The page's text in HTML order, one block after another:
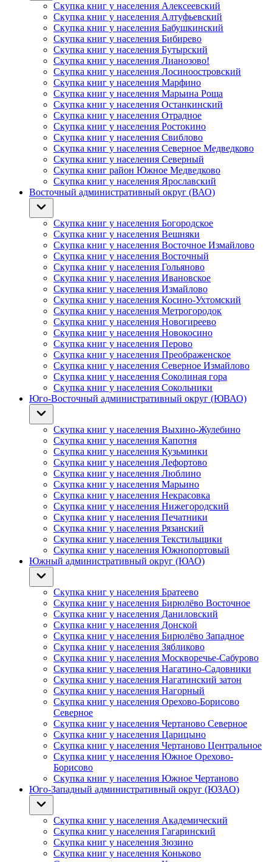
Скупка книг у населения Алексеевский
Скупка книг у населения Алтуфьевский
Скупка книг у населения Бабушкинский
Скупка книг у населения Бибирево
Скупка книг у населения Бутырский
Скупка книг у населения Лианозово!
Скупка книг у населения Лосиноостровский
Скупка книг у населения Марфино
Скупка книг у населения Марьина Роща
Скупка книг у населения Останкинский
Скупка книг у населения Отрадное
Скупка книг у населения Ростокино
Скупка книг у населения Свиблово
Скупка книг у населения Северное Медведково
Скупка книг у населения Северный
Скупка книг район Южное Медведково
Скупка книг у населения Ярославский
Восточный административный округ (ВАО)
Скупка книг у населения Богородское
Скупка книг у населения Вешняки
Скупка книг у населения Восточное Измайлово
Скупка книг у населения Восточный
Скупка книг у населения Гольяново
Скупка книг у населения Ивановское
Скупка книг у населения Измайлово
Скупка книг у населения Косино-Ухтомский
Скупка книг у населения Метрогородок
Скупка книг у населения Новогиреево
Скупка книг у населения Новокосино
Скупка книг у населения Перово
Скупка книг у населения Преображенское
Скупка книг у населения Северное Измайлово
Скупка книг у населения Соколиная гора
Скупка книг у населения Сокольники
Юго-Восточный административный округ (ЮВАО)
Скупка книг у населения Выхино-Жулебино
Скупка книг у населения Капотня
Скупка книг у населения Кузьминки
Скупка книг у населения Лефортово
Скупка книг у населения Люблино
Скупка книг у населения Марьино
Скупка книг у населения Некрасовка
Скупка книг у населения Нижегородский
Скупка книг у населения Печатники
Скупка книг у населения Рязанский
Скупка книг у населения Текстильщики
Скупка книг у населения Южнопортовый
Южный административный округ (ЮАО)
Скупка книг у населения Братеево
Скупка книг у населения Бирюлёво Восточное
Скупка книг у населения Даниловский
Скупка книг у населения Донской
Скупка книг у населения Бирюлёво Западное
Скупка книг у населения Зябликово
Скупка книг у населения Москворечье-Сабурово
Скупка книг у населения Нагатино-Садовники
Скупка книг у населения Нагатинский затон
Скупка книг у населения Нагорный
Скупка книг у населения Орехово-Борисово
Северное
Скупка книг у населения Чертаново Северное
Скупка книг у населения Царицыно
Скупка книг у населения Чертаново Центральное
Скупка книг у населения Южное Орехово-
Борисово
Скупка книг у населения Южное Чертаново
Юго-Западный административный округ (ЮЗАО)
Скупка книг у населения Академический
Скупка книг у населения Гагаринский
Скупка книг у населения Зюзино
Скупка книг у населения Коньково